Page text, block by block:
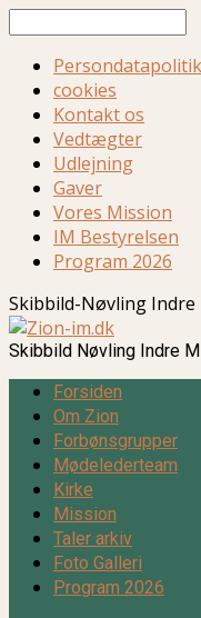
cookies
Kontakt os
Vedtægter
Udlejning
Gaver
Vores Mission
IM Bestyrelsen
Program 2026
Skibbild-Nøvling Indre
Skibbild Nøvling Indre
Forsiden
Om Zion
Forbønsgrupper
Mødelederteam
Kirke
Mission
Taler arkiv
Foto Galleri
Program 2026